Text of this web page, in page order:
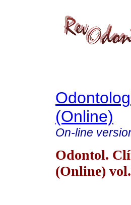
(Online)
On-line
Odontol.
(Online)